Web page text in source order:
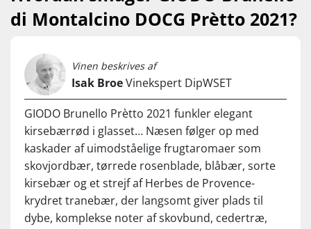
...
svamperisotto, kraftige pastaretter og lagrede oste. Servér
ved 16-18°C.
di Montalcino DOCG Prètto 2021?
Vinen beskrives af
Isak BroeVinekspert DipWSET
GIODO Brunello Prètto 2021 funkler elegant
kirsebærrød i glasset… Næsen følger op med
kaskader af uimodståelige frugtaromaer som
skovjordbær, tørrede rosenblade, blåbær, sorte
kirsebær og et strejf af Herbes de Provence-
krydret tranebær, der langsomt giver plads til
dybe, komplekse noter af skovbund, cedertræ,